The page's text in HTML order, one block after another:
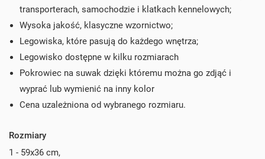
transporterach, samochodzie i klatkach kennelowych;
Wysoka jakość, klasyczne wzornictwo;
Legowiska, które pasują do każdego wnętrza;
Legowisko dostępne w kilku rozmiarach
Pokrowiec na suwak dzięki któremu można go zdjąć i
wyprać lub wymienić na inny kolor
Cena uzależniona od wybranego rozmiaru.
Rozmiary
1 - 59x36 cm,